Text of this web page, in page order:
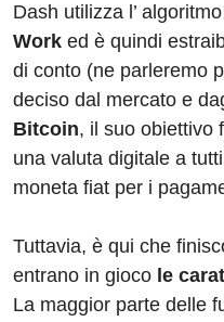
Dash utilizza l’
Work ed è quindi
di conto (ne parleremo
deciso dal mercato e
Bitcoin, il suo obiettivo
una valuta digitale a
moneta fiat per i
Tuttavia, è qui che
entrano in gioco le
La maggior parte delle